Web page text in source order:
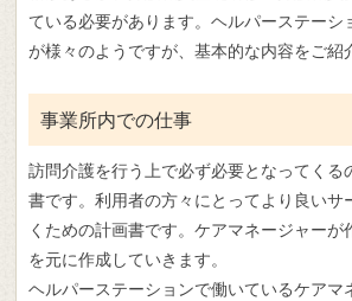
ている必要があります。ヘルパーステーシ
が様々のようですが、基本的な内容をご紹
事業所内での仕事
訪問介護を行う上で必ず必要となってくる
書です。利用者の方々にとってより良いサ
くための計画書です。ケアマネージャーが
を元に作成していきます。
ヘルパーステーションで働いているケアマ